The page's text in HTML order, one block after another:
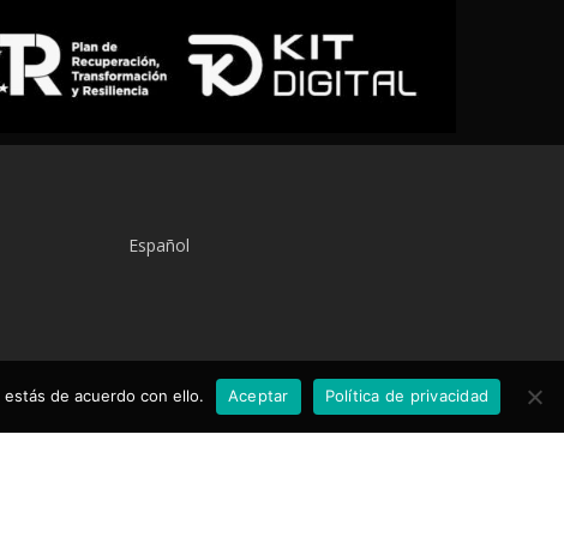
Español
de acuerdo con ello. Aceptar Política de privacidad